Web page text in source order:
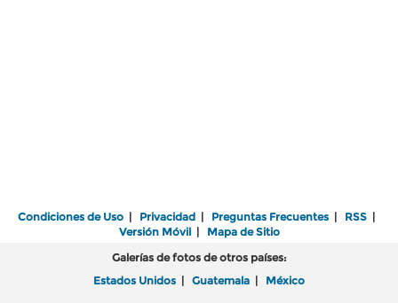
Condiciones de Uso | Privacidad | Preguntas Frecuentes | RSS |
Versión Móvil| Mapa de Sitio
Galerías de fotos de otros países:
Estados Unidos | Guatemala | México